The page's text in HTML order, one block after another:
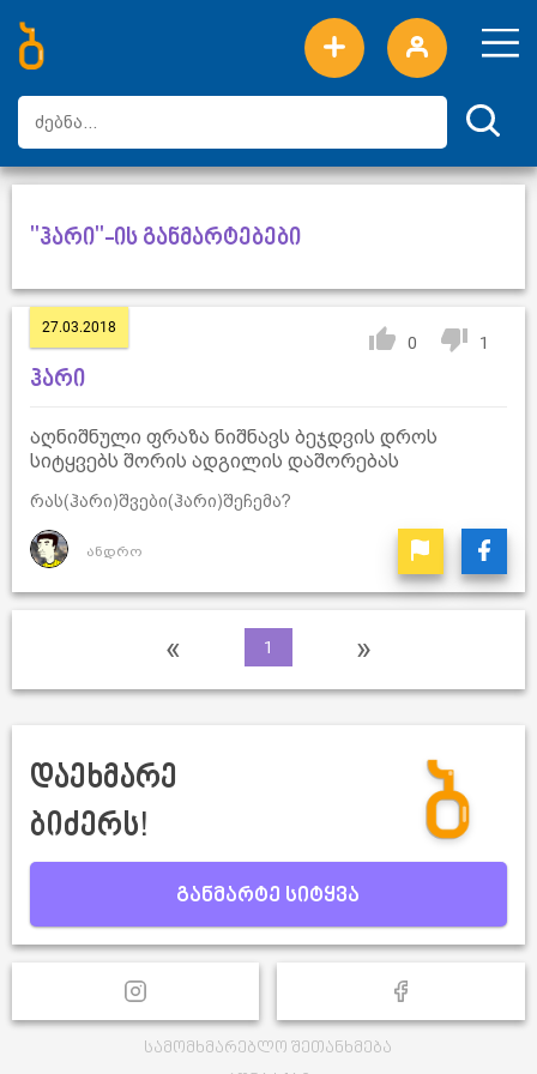
ახალი სიტყვები
ტოპ სიტყვები
დღის ტოპ სიტყვები
ტოპ მომხმარებლები
"ჰარი"-ის განმარტებები
27.03.2018
0 1
ჰარი
აღნიშნული ფრაზა ნიშნავს ბეჯდვის დროს
სიტყვებს შორის ადგილის დაშორებას
რას(ჰარი)შვები(ჰარი)შეჩემა?
ანდრო
« 1 »
დაეხმარე
ბიძერს!
განმარტე სიტყვა
სამომხმარებლო შეთანხმება